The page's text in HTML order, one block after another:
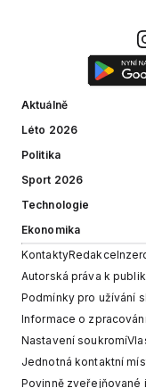
Aktuálně
Léto 2026
Politika
Sport 2026
Technologie
Ekonomika
KontaktyRedakce
Autorská práva k
Podmínky pro užívání
Informace o
Nastavení soukromí
Jednotná kontaktní
Povinně zveřejňované